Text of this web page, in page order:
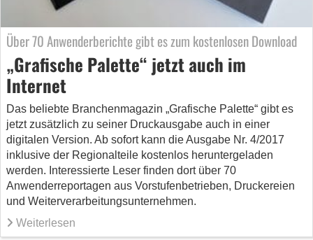
Über 70 Anwenderberichte gibt es zum kostenlosen Download
„Grafische Palette“ jetzt auch im
Internet
Das beliebte Branchenmagazin „Grafische Palette“ gibt es
jetzt zusätzlich zu seiner Druckausgabe auch in einer
digitalen Version. Ab sofort kann die Ausgabe Nr. 4/2017
inklusive der Regionalteile kostenlos heruntergeladen
werden. Interessierte Leser finden dort über 70
Anwenderreportagen aus Vorstufenbetrieben, Druckereien
und Weiterverarbeitungsunternehmen.
Weiterlesen